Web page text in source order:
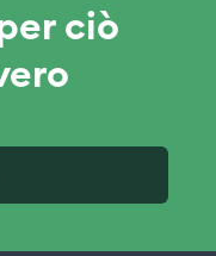
ciò